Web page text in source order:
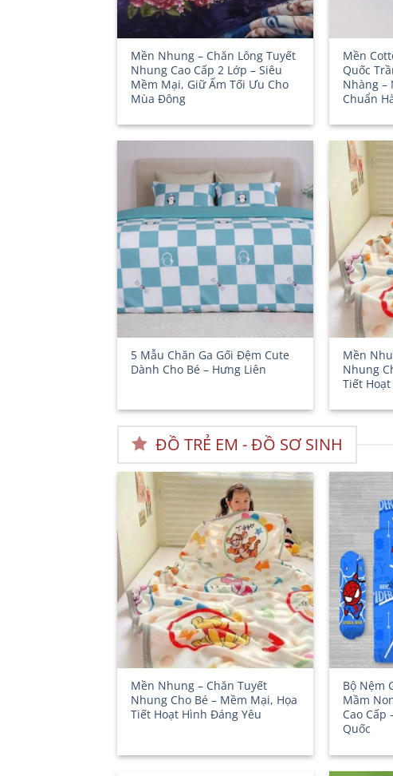
Mền Nhung – Chăn Lông Tuyết
Nhung Cao Cấp 2 Lớp – Siêu
Mềm Mại, Giữ Ấm Tối Ưu Cho
Mùa Đông
Mền
Quốc
Nhàng –
Chuẩn
5 Mẫu Chăn Ga Gối Đệm Cute
Dành Cho Bé – Hưng Liên
Mền
Nhung
Tiết
ĐỒ TRẺ EM - ĐỒ SƠ SINH
Mền Nhung – Chăn Tuyết
Nhung Cho Bé – Mềm Mại, Họa
Tiết Hoạt Hình Đáng Yêu
Bộ Nệm
Mầm
Cao Cấp
Quốc